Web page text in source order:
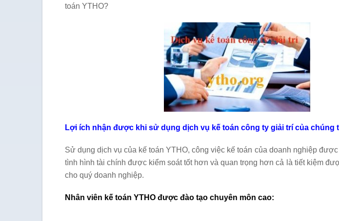
toán YTHO?
Lợi ích nhận được khi sử dụng dịch vụ kế toán công ty giải trí của chúng
Sử dụng dịch vụ của kế toán YTHO, công việc kế toán của doanh nghiệp
tình hình tài chính được kiểm soát tốt hơn và quan trọng hơn cả là tiết kiệm
cho quý doanh nghiệp.
Nhân viên kế toán YTHO được đào tạo chuyên môn cao: